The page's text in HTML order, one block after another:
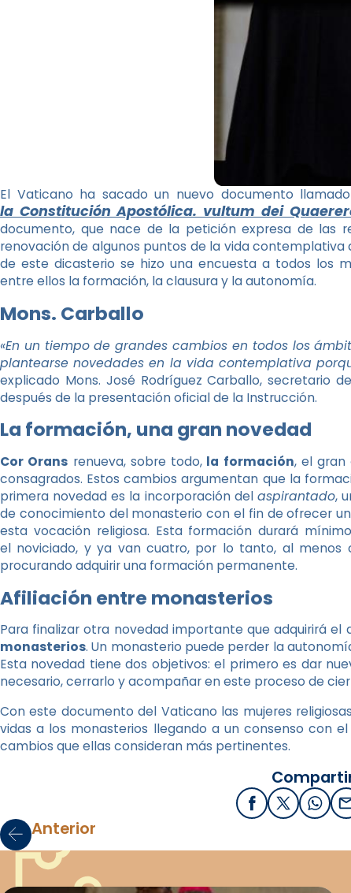
El Vaticano ha sacado un nuevo documento llamado
la Constitución Apostólica. vultum dei
documento, que nace de la petición expresa de las
renovación de algunos puntos de la vida contemplativa
de este dicasterio se hizo una encuesta a todos los
entre ellos la formación, la clausura y la autonomía.
Mons. Carballo
«En un tiempo de grandes cambios en todos los
plantearse novedades en la vida contemplativa
explicado Mons. José Rodríguez Carballo, secretario
después de la presentación oficial de la Instrucción.
La formación, una gran novedad
Cor Orans renueva, sobre todo, la formación, el gran
consagrados. Estos cambios argumentan que la
primera novedad es la incorporación del aspirantado,
de conocimiento del monasterio con el fin de ofrecer
esta vocación religiosa. Esta formación durará
el noviciado, y ya van cuatro, por lo tanto, al menos
procurando adquirir una formación permanente.
Afiliación entre monasterios
Para finalizar otra novedad importante que adquirirá el
monasterios. Un monasterio puede perder la
Esta novedad tiene dos objetivos: el primero es dar
necesario, cerrarlo y acompañar en este proceso de
Con este documento del Vaticano las mujeres
vidas a los monasterios llegando a un consenso con
cambios que ellas consideran más pertinentes.
FacebookX / Twitter
Anterior